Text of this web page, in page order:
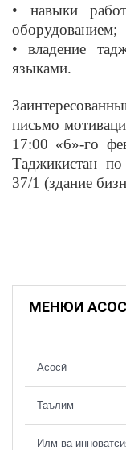
• навыки
оборудованием;
• владение
языками.
письмо
17:00 «6»-го
Таджикистан
37/1 (здание
МЕНЮИ
Асосӣ
Таълим
Илм ва